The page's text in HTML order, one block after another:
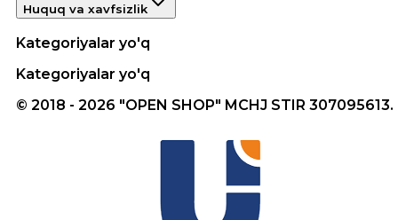
Huquq va xavfsizlik
Kategoriyalar yo'q
Kategoriyalar yo'q
© 2018 - 2026 "OPEN SHOP" MCHJ STIR 307095613.